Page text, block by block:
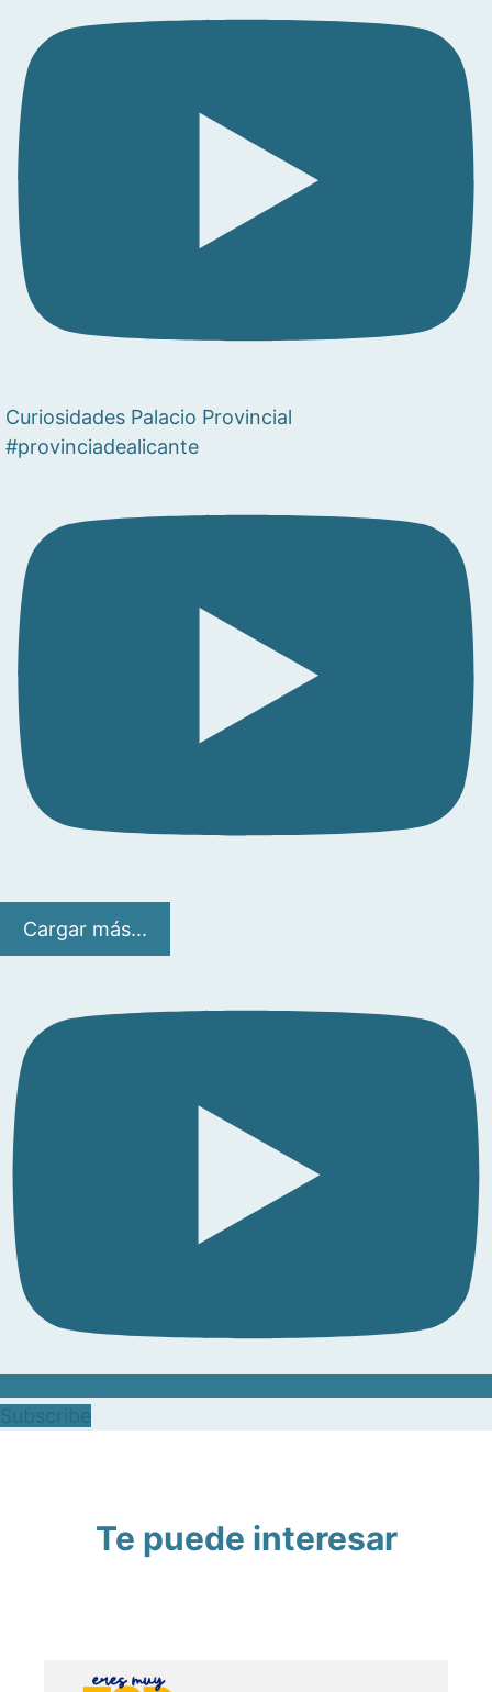
Curiosidades Palacio Provincial
#provinciadealicante
Cargar más...
Te puede interesar